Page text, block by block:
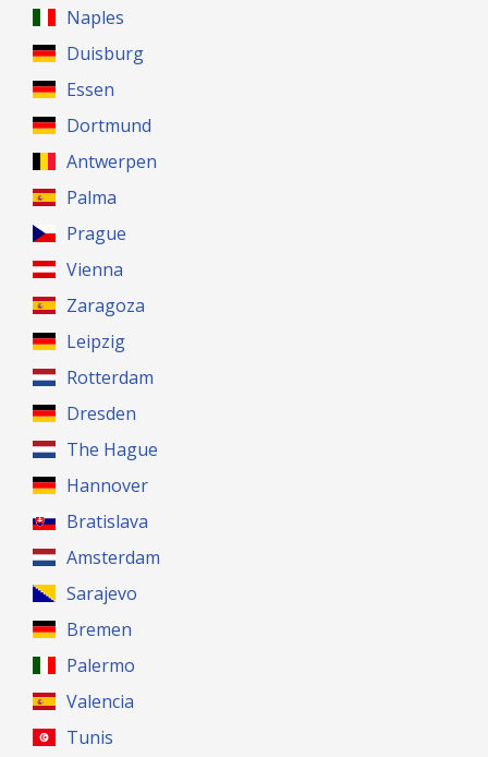
Naples
Duisburg
Essen
Dortmund
Antwerpen
Palma
Prague
Vienna
Zaragoza
Leipzig
Rotterdam
Dresden
The Hague
Hannover
Bratislava
Amsterdam
Sarajevo
Bremen
Palermo
Valencia
Tunis